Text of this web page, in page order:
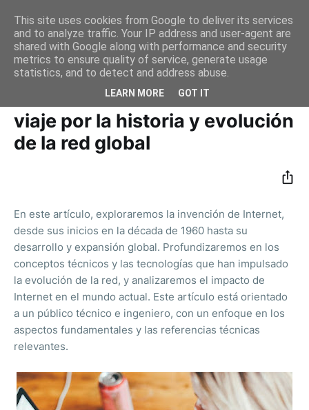
Inicio Historia
La invención de Internet: Un
viaje por la historia y evolución
de la red global
En este artículo, exploraremos la invención de Internet,
desde sus inicios en la década de 1960 hasta su
desarrollo y expansión global. Profundizaremos en los
conceptos técnicos y las tecnologías que han impulsado
la evolución de la red, y analizaremos el impacto de
Internet en el mundo actual. Este artículo está orientado
a un público técnico e ingeniero, con un enfoque en los
aspectos fundamentales y las referencias técnicas
relevantes.
This site uses cookies from Google to deliver its services
and to analyze traffic. Your IP address and user-agent are
shared with Google along with performance and security
metrics to ensure quality of service, generate usage
statistics, and to detect and address abuse.
LEARN MORE GOT IT